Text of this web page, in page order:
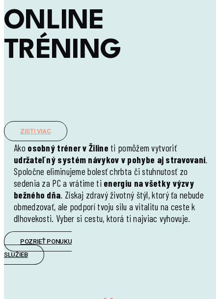
ONLINE
TRÉNING
ZISTI VIAC
Ako osobný tréner v Žiline ti pomôžem vytvoriť
udržateľný systém návykov v pohybe aj stravovaní.
Spoločne eliminujeme bolesť chrbta či stuhnutosť zo
sedenia za PC a vrátime ti energiu na všetky výzvy
bežného dňa. Získaj zdravý životný štýl, ktorý ťa nebude
obmedzovať, ale podporí tvoju silu a vitalitu na ceste k
dlhovekosti. Vyber si cestu, ktorá ti najviac vyhovuje.
POZRIEŤ PONUKU
SLUŽIEB